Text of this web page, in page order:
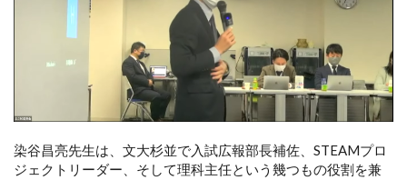
染谷昌亮先生は、文大杉並で入試広報部長補佐、STEAMプロ
ジェクトリーダー、そして理科主任という幾つもの役割を兼